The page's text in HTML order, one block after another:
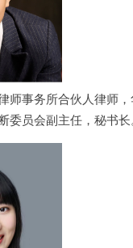
师事务所合伙人律师
委员会副主任，秘书长